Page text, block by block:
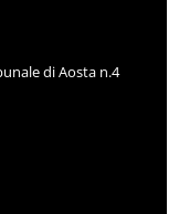
di Aosta n.4